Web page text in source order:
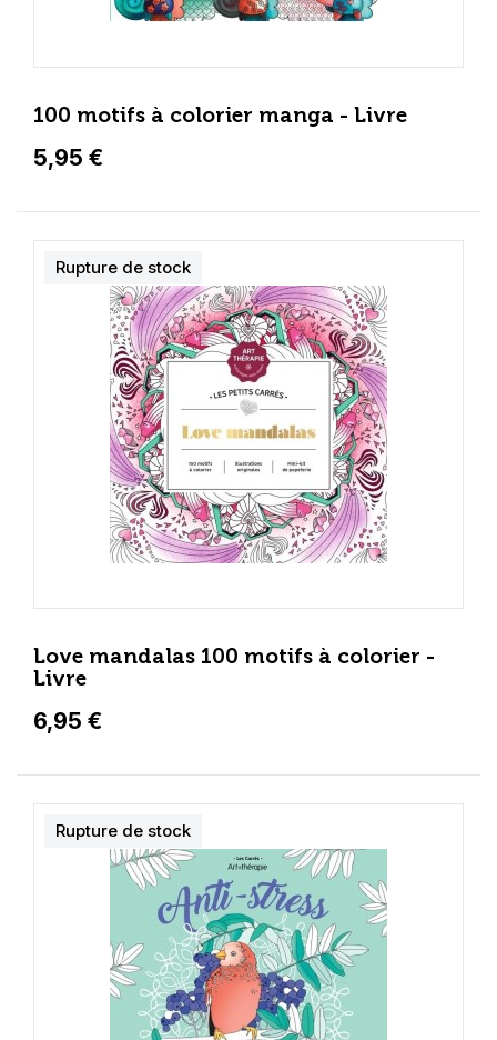
100 motifs à colorier manga - Livre
5,95 €
Love mandalas 100 motifs à colorier -
Livre
6,95 €
Rupture de stock
Rupture de stock